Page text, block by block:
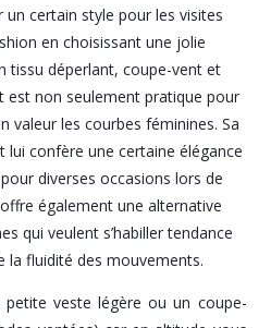
un certain style pour les visites
en choisissant une jolie
tissu déperlant, coupe-vent et
est non seulement pratique pour
valeur les courbes féminines. Sa
confère une certaine élégance
diverses occasions lors de
également une alternative
qui veulent s’habiller tendance
la fluidité des mouvements.
veste légère ou un coupe-